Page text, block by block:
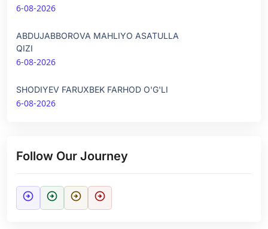
6-08-2026
ABDUJABBOROVA MAHLIYO ASATULLA
QIZI
6-08-2026
SHODIYEV FARUXBEK FARHOD O'G'LI
6-08-2026
Follow Our Journey
arrow_circle_right arrow_circle_right arrow_circle_right arrow_circle_right